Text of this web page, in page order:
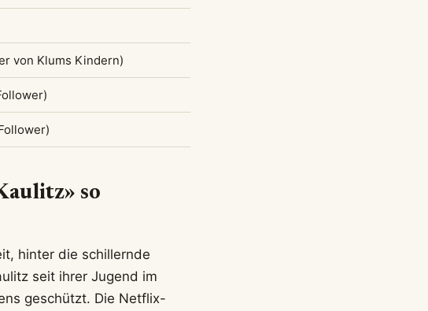
von Klums Kindern)
so
hinter die schillernde
seit ihrer Jugend im
geschützt. Die Netflix-